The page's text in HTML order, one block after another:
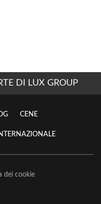
DI LUX GROUP
CENE
dei cookie